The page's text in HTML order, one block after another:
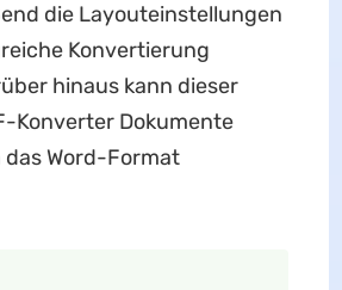
die Layouteinstellungen
Konvertierung
hinaus kann dieser
Konverter Dokumente
das Word-Format